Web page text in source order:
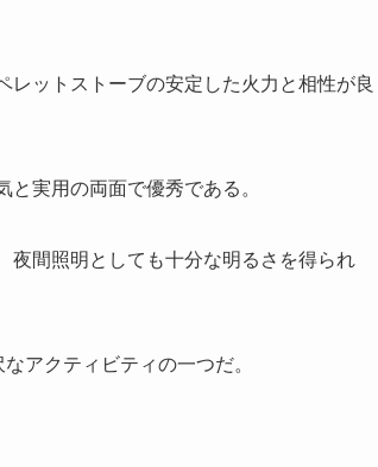
ットストーブの安定した火力と相性が良
実用の両面で優秀である。
夜間照明としても十分な明るさを得られ
アクティビティの一つだ。